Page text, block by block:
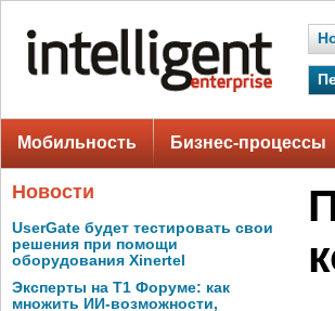
Мобильность Бизнес-процессы
Новости
UserGate будет тестировать свои
решения при помощи
оборудования Xinertel
Эксперты на Т1 Форуме: как
множить ИИ-возможности,